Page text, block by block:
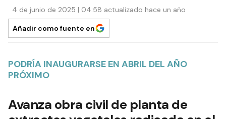
4 de junio de 2025 | 04:58 actualizado hace un año
Añadir como fuente en
PODRÍA INAUGURARSE EN ABRIL DEL AÑO
PRÓXIMO
Avanza obra civil de planta de